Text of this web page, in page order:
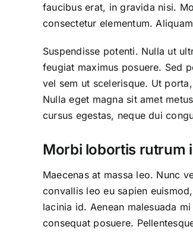
faucibus erat, in gravida nisi.
consectetur elementum.
Suspendisse potenti. Nulla ut
feugiat maximus posuere. Sed
vel sem ut scelerisque. Ut
Nulla eget magna sit amet
cursus egestas, neque dui
Morbi lobortis rutrum
Maecenas at massa leo. Nunc
convallis leo eu sapien
lacinia id. Aenean malesuada
consequat posuere.